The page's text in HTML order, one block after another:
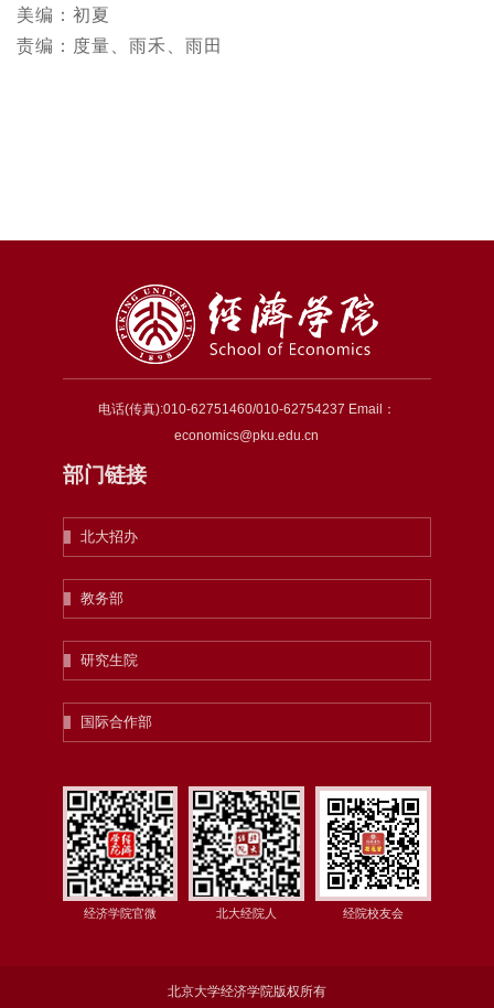
美编：初夏
责编：度量、雨禾、雨田
电话(传真):010-62751460/010-62754237 Email：
economics@pku.edu.cn
部门链接
北大招办
教务部
研究生院
国际合作部
经济学院官微 北大经院人 经院校友会
北京大学经济学院版权所有